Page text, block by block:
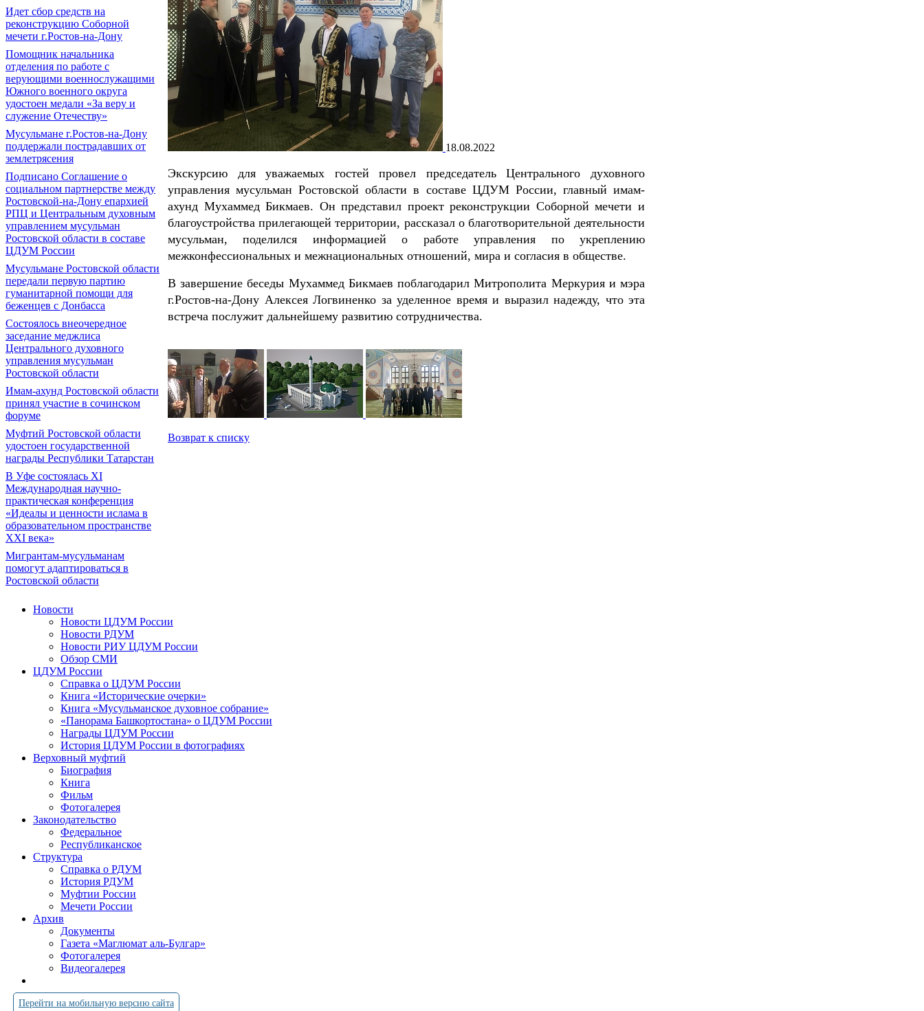
Идет сбор средств на
реконструкцию Соборной
мечети г.Ростов-на-Дону
Помощник начальника
отделения по работе с
верующими военнослужащими
Южного военного округа
удостоен медали «За веру и
служение Отечеству»
Мусульмане г.Ростов-на-Дону
поддержали пострадавших от
землетрясения
Подписано Соглашение о
социальном партнерстве между
Ростовской-на-Дону епархией
РПЦ и Центральным духовным
управлением мусульман
Ростовской области в составе
ЦДУМ России
Мусульмане Ростовской области
передали первую партию
гуманитарной помощи для
беженцев с Донбасса
Состоялось внеочередное
заседание меджлиса
Центрального духовного
управления мусульман
Ростовской области
Имам-ахунд Ростовской области
принял участие в сочинском
форуме
Муфтий Ростовской области
удостоен государственной
награды Республики Татарстан
В Уфе состоялась XI
Международная научно-
практическая конференция
«Идеалы и ценности ислама в
образовательном пространстве
XXI века»
Мигрантам-мусульманам
помогут адаптироваться в
Ростовской области
18.08.2022
Экскурсию для уважаемых гостей провел председатель Центрального духовного
управления мусульман Ростовской области в составе ЦДУМ России, главный имам-
ахунд Мухаммед Бикмаев. Он представил проект реконструкции Соборной мечети и
благоустройства прилегающей территории, рассказал о благотворительной деятельности
мусульман, поделился информацией о работе управления по укреплению
межконфессиональных и межнациональных отношений, мира и согласия в обществе.
В завершение беседы Мухаммед Бикмаев поблагодарил Митрополита Меркурия и мэра
г.Ростов-на-Дону Алексея Логвиненко за уделенное время и выразил надежду, что эта
встреча послужит дальнейшему развитию сотрудничества.
Возврат к списку
Новости
Новости ЦДУМ России
Новости РДУМ
Новости РИУ ЦДУМ России
Обзор СМИ
ЦДУМ России
Справка о ЦДУМ России
Книга «Исторические очерки»
Книга «Мусульманское духовное собрание»
«Панорама Башкортостана» о ЦДУМ России
Награды ЦДУМ России
История ЦДУМ России в фотографиях
Верховный муфтий
Биография
Книга
Фильм
Фотогалерея
Законодательство
Федеральное
Республиканское
Структура
Справка о РДУМ
История РДУМ
Муфтии России
Мечети России
Архив
Документы
Газета «Маглюмат аль-Булгар»
Фотогалерея
Видеогалерея
Перейти на мобильную версию сайта